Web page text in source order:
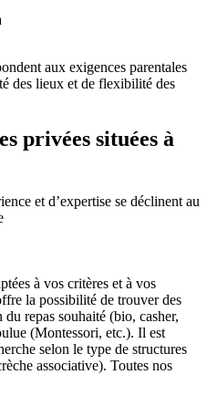
aux exigences parentales
des lieux et de flexibilité des
privées situées à
et d’expertise se déclinent au
à vos critères et à vos
la possibilité de trouver des
repas souhaité (bio, casher,
(Montessori, etc.). Il est
selon le type de structures
associative). Toutes nos